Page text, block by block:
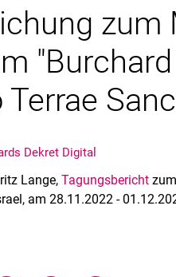
zum
Dekret Digital
Lange,Tagungsbericht
am 28.11.2022 -